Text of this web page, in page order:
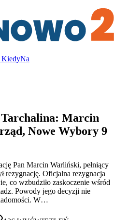
KiedyNa
Tarchalina: Marcin
Nowe Wybory 9
Pan Marcin Warliński, pełniący
rezygnację. Oficjalna rezygnacja
co wzbudziło zaskoczenie wśród
Powody jego decyzji nie
W…